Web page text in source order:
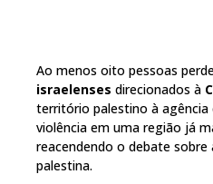
Ao menos oito pessoas
israelenses direcionados à
território palestino à agência
violência em uma região já
reacendendo o debate sobre
palestina.